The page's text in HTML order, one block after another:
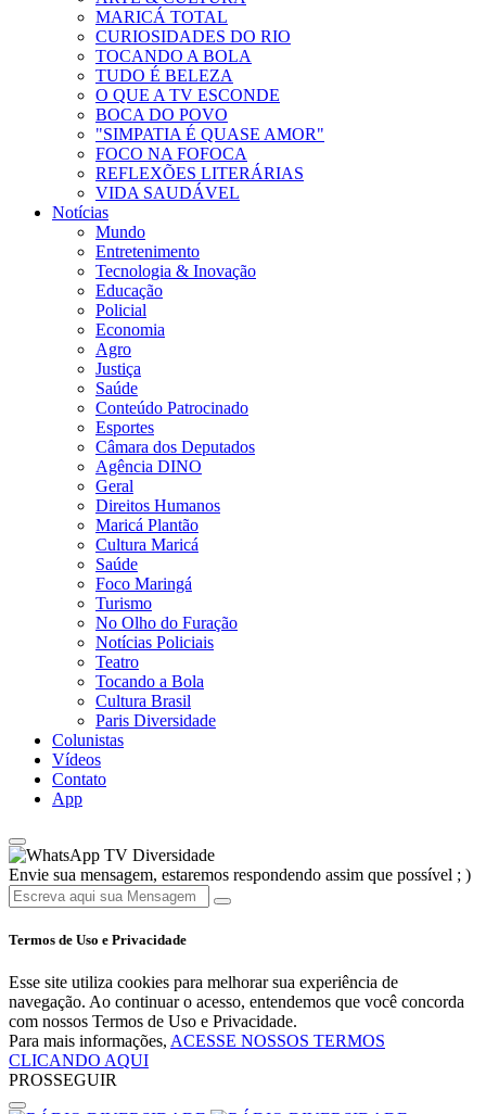
MARICÁ TOTAL
CURIOSIDADES DO RIO
TOCANDO A BOLA
TUDO É BELEZA
O QUE A TV ESCONDE
BOCA DO POVO
"SIMPATIA É QUASE AMOR"
FOCO NA FOFOCA
REFLEXÕES LITERÁRIAS
VIDA SAUDÁVEL
Notícias
Mundo
Entretenimento
Tecnologia & Inovação
Educação
Policial
Economia
Agro
Justiça
Saúde
Conteúdo Patrocinado
Esportes
Câmara dos Deputados
Agência DINO
Geral
Direitos Humanos
Maricá Plantão
Cultura Maricá
Saúde
Foco Maringá
Turismo
No Olho do Furação
Notícias Policiais
Teatro
Tocando a Bola
Cultura Brasil
Paris Diversidade
Colunistas
Vídeos
Contato
App
TV Diversidade
Envie sua mensagem, estaremos respondendo assim que possível ; )
Termos de Uso e Privacidade
Esse site utiliza cookies para melhorar sua experiência de
navegação. Ao continuar o acesso, entendemos que você concorda
com nossos Termos de Uso e Privacidade.
Para mais informações, ACESSE NOSSOS TERMOS
CLICANDO AQUI
PROSSEGUIR